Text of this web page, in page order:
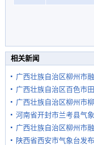
相关新闻
广西壮族自治区柳州市
广西壮族自治区百色市
广西壮族自治区柳州市
河南省开封市兰考县气
广西壮族自治区柳州市
陕西省西安市气象台发